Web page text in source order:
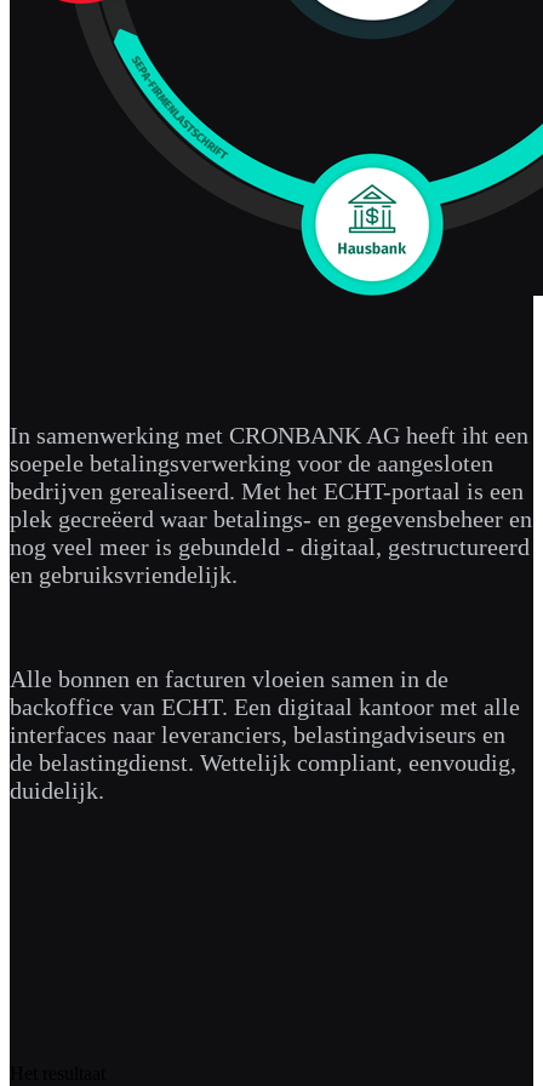
In samenwerking met CRONBANK AG heeft iht een
soepele betalingsverwerking voor de aangesloten
bedrijven gerealiseerd. Met het ECHT-portaal is een
plek gecreëerd waar betalings- en gegevensbeheer en
nog veel meer is gebundeld - digitaal, gestructureerd
en gebruiksvriendelijk.
Alle bonnen en facturen vloeien samen in de
backoffice van ECHT. Een digitaal kantoor met alle
interfaces naar leveranciers, belastingadviseurs en
de belastingdienst. Wettelijk compliant, eenvoudig,
duidelijk.